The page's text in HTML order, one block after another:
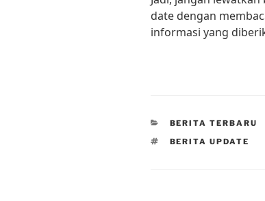
date dengan
informasi yang
CATEGORIES
BERITA TERBARU
TAGS
BERITA UPDATE